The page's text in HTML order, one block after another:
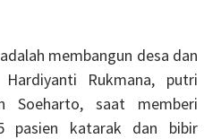
membangun desa dan
Rukmana, putri
Soeharto, saat memberi
pasien katarak dan bibir